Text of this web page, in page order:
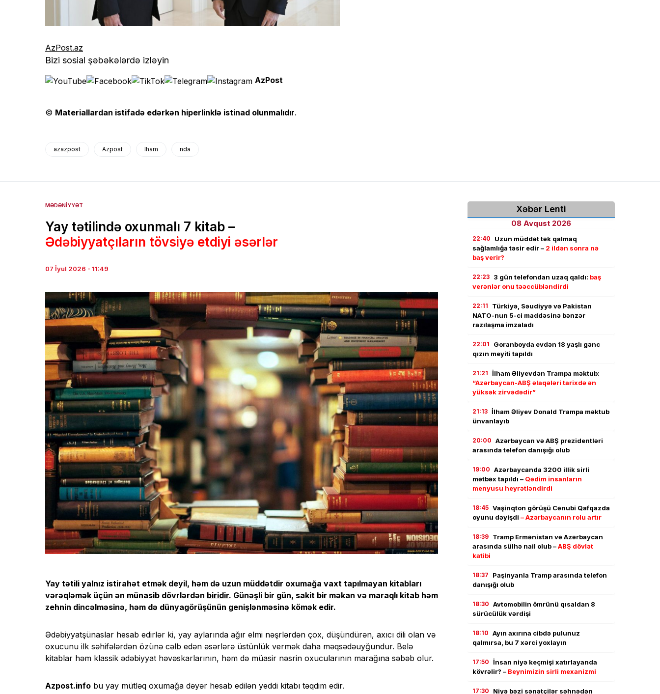
AzPost.az
Bizi sosial şəbəkələrdə izləyin
AzPost
© Materiallardan istifadə edərkən hiperlinklə istinad olunmalıdır.
azazpost Azpost lham nda
MƏDƏNIYYƏT
Yay tətilində oxunmalı 7 kitab –
Ədəbiyyatçıların tövsiyə etdiyi əsərlər
07 İyul 2026 - 11:49
Yay tətili yalnız istirahət etmək deyil, həm də uzun müddətdir oxumağa vaxt tapılmayan kitabları
vərəqləmək üçün ən münasib dövrlərdən biridir. Günəşli bir gün, sakit bir məkan və maraqlı kitab həm
zehnin dincəlməsinə, həm də dünyagörüşünün genişlənməsinə kömək edir.
Ədəbiyyatşünaslar hesab edirlər ki, yay aylarında ağır elmi nəşrlərdən çox, düşündürən, axıcı dili olan və
oxucunu ilk səhifələrdən özünə cəlb edən əsərlərə üstünlük vermək daha məqsədəuyğundur. Belə
kitablar həm klassik ədəbiyyat həvəskarlarının, həm də müasir nəsrin oxucularının marağına səbəb olur.
Azpost.info bu yay mütləq oxumağa dəyər hesab edilən yeddi kitabı təqdim edir.
Xəbər Lenti
08 Avqust 2026
22:40
Uzun müddət tək qalmaq
sağlamlığa təsir edir – 2 ildən sonra nə
baş verir?
22:23 3 gün telefondan uzaq qaldı: baş
verənlər onu təəccübləndirdi
22:11
Türkiyə, Səudiyyə və Pakistan
NATO-nun 5-ci maddəsinə bənzər
razılaşma imzaladı
22:01
Goranboyda evdən 18 yaşlı gənc
qızın meyiti tapıldı
21:21 İlham Əliyevdən Trampa məktub:
“Azərbaycan-ABŞ əlaqələri tarixdə ən
yüksək zirvədədir”
21:13 İlham Əliyev Donald Trampa məktub
ünvanlayıb
20:00 Azərbaycan və ABŞ prezidentləri
arasında telefon danışığı olub
19:00 Azərbaycanda 3200 illik sirli
mətbəx tapıldı – Qədim insanların
menyusu heyrətləndirdi
18:45 Vaşinqton görüşü Cənubi Qafqazda
oyunu dəyişdi – Azərbaycanın rolu artır
18:39 Tramp Ermənistan və Azərbaycan
arasında sülhə nail olub –ABŞ dövlət
katibi
18:37
Paşinyanla Tramp arasında telefon
danışığı olub
18:30 Avtomobilin ömrünü qısaldan 8
sürücülük vərdişi
18:10 Ayın axırına cibdə pulunuz
qalmırsa, bu 7 xərci yoxlayın
17:50 İnsan niyə keçmişi xatırlayanda
kövrəlir? – Beynimizin sirli mexanizmi
17:30 Niyə bəzi sənətçilər səhnədən